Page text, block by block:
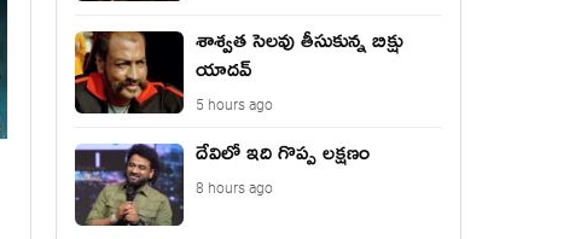
శాశ్వత సెలవు తీసుకున్న బిక్షు
యాదవ్
5 hours ago
దేవిలో ఇది గొప్ప లక్షణం
8 hours ago